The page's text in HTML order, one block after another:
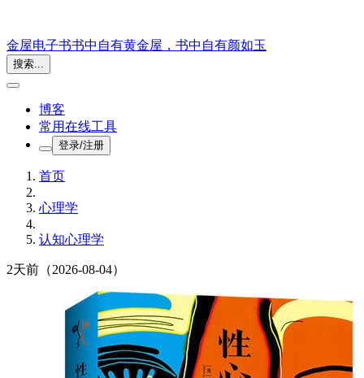
金屋电子书书中自有黄金屋，书中自有颜如玉
搜索...
博客
常用在线工具
登录/注册
首页
心理学
认知心理学
2天前 （2026-08-04）